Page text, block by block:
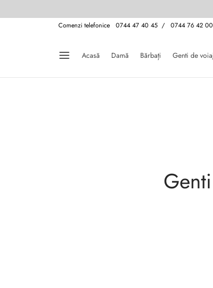
Comenzi telefonice 0744 47 40 45 / 0744 76 42 00
Acasă Damă Bărbați Genti de